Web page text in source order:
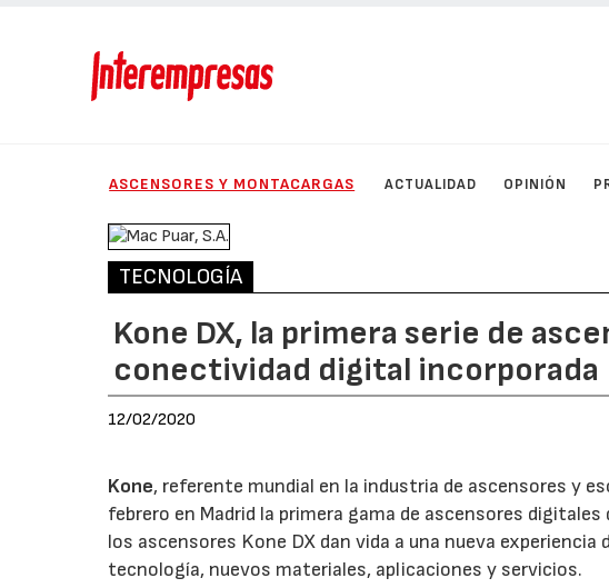
ASCENSORES Y MONTACARGAS ACTUALIDAD OPINIÓN
TECNOLOGÍA
Kone DX, la primera serie de
conectividad digital incorporada
12/02/2020
Kone, referente mundial en la industria de ascensores y
febrero en Madrid la primera gama de ascensores
los ascensores Kone DX dan vida a una nueva
tecnología, nuevos materiales, aplicaciones y servicios.